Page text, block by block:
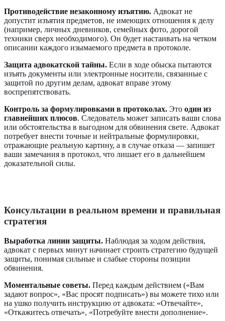
Противодействие незаконному изъятию. Адвокат не
допустит изъятия предметов, не имеющих отношения к делу
(например, личных дневников, семейных фото, дорогой
техники сверх необходимого). Он будет настаивать на четком
описании каждого изымаемого предмета в протоколе.
Защита адвокатской тайны. Если в ходе обыска пытаются
изъять документы или электронные носители, связанные с
защитой по другим делам, адвокат вправе этому
воспрепятствовать.
Контроль за формулировками в протоколах. Это один из
главнейших плюсов. Следователь может записать ваши слова
или обстоятельства в выгодном для обвинения свете. Адвокат
потребует внести точные и нейтральные формулировки,
отражающие реальную картину, а в случае отказа — запишет
ваши замечания в протокол, что лишает его в дальнейшем
доказательной силы.
Консультации в реальном времени и правильная
стратегия
Выработка линии защиты. Наблюдая за ходом действия,
адвокат с первых минут начинает строить стратегию будущей
защиты, понимая сильные и слабые стороны позиции
обвинения.
Моментальные советы. Перед каждым действием («Вам
задают вопрос», «Вас просят подписать») вы можете тихо или
на ушко получить инструкцию от адвоката: «Отвечайте»,
«Откажитесь отвечать», «Потребуйте внести дополнение».